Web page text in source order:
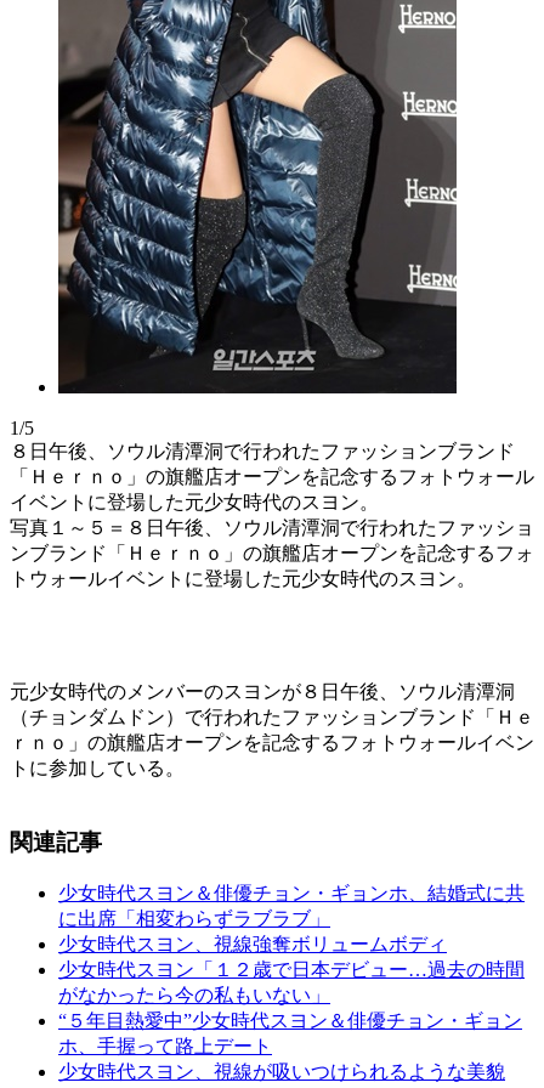
1/5
８日午後、ソウル清潭洞で行われたファッションブランド
「Ｈｅｒｎｏ」の旗艦店オープンを記念するフォトウォール
イベントに登場した元少女時代のスヨン。
写真１～５＝８日午後、ソウル清潭洞で行われたファッショ
ンブランド「Ｈｅｒｎｏ」の旗艦店オープンを記念するフォ
トウォールイベントに登場した元少女時代のスヨン。
元少女時代のメンバーのスヨンが８日午後、ソウル清潭洞
（チョンダムドン）で行われたファッションブランド「Ｈｅ
ｒｎｏ」の旗艦店オープンを記念するフォトウォールイベン
トに参加している。
関連記事
少女時代スヨン＆俳優チョン・ギョンホ、結婚式に共
に出席「相変わらずラブラブ」
少女時代スヨン、視線強奪ボリュームボディ
少女時代スヨン「１２歳で日本デビュー…過去の時間
がなかったら今の私もいない」
“５年目熱愛中”少女時代スヨン＆俳優チョン・ギョン
ホ、手握って路上デート
少女時代スヨン、視線が吸いつけられるような美貌